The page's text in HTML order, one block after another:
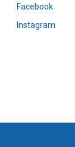
Facebook
Instagram